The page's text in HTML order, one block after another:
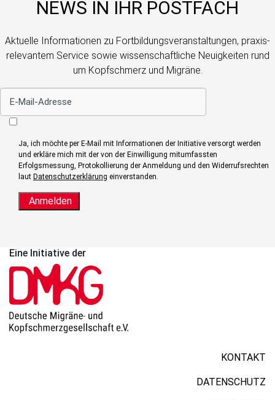
NEWS IN IHR POSTFACH
Aktuelle Informationen zu Fortbildungs­veranstaltungen, praxis­
relevantem Service sowie wissenschaftliche Neuigkeiten rund
um Kopfschmerz und Migräne.
Ja, ich möchte per E-Mail mit Informationen der Initiative versorgt werden
und erkläre mich mit der von der Einwilligung mitumfassten
Erfolgsmessung, Protokollierung der Anmeldung und den Widerrufsrechten
laut Datenschutzerklärung einverstanden.
Anmelden
Eine Initiative der
KONTAKT
DATENSCHUTZ